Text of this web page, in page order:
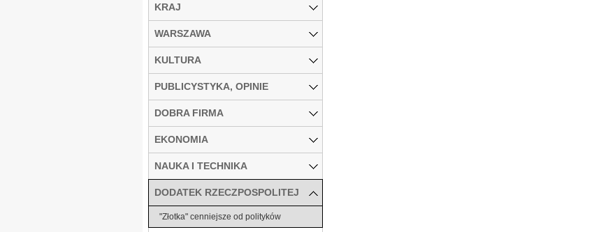
KRAJ
WARSZAWA
KULTURA
PUBLICYSTYKA, OPINIE
DOBRA FIRMA
EKONOMIA
NAUKA I TECHNIKA
DODATEK RZECZPOSPOLITEJ
"Złotka" cenniejsze od polityków